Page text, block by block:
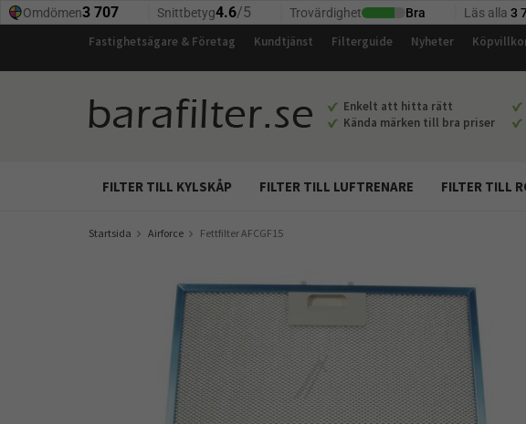
Fastighetsägare & Företag Kundtjänst Filterguide Nyheter
Enkelt att hitta rätt
Kända märken till bra priser
FILTER TILL KYLSKÅP FILTER TILL LUFTRENARE FILTER TILL
Startsida Airforce Fettfilter AFCGF15